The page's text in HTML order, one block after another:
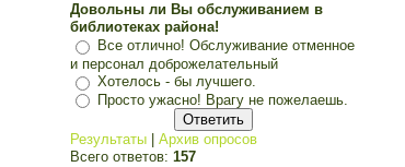
Довольны ли Вы обслуживанием в
библиотеках района!
Все отлично! Обслуживание отменное
и персонал доброжелательный
Хотелось - бы лучшего.
Просто ужасно! Врагу не пожелаешь.
Результаты| Архив опросов
Всего ответов: 157